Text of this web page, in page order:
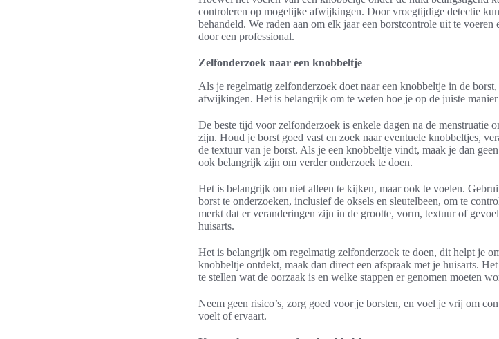
controleren op mogelijke afwijkingen. Door vroegtijdige detectie
behandeld. We raden aan om elk jaar een borstcontrole uit te
door een professional.
Zelfonderzoek naar een knobbeltje
Als je regelmatig zelfonderzoek doet naar een knobbeltje in de
afwijkingen. Het is belangrijk om te weten hoe je op de juiste
De beste tijd voor zelfonderzoek is enkele dagen na de menstruatie
zijn. Houd je borst goed vast en zoek naar eventuele knobbeltjes,
de textuur van je borst. Als je een knobbeltje vindt, maak je dan
ook belangrijk zijn om verder onderzoek te doen.
Het is belangrijk om niet alleen te kijken, maar ook te voelen.
borst te onderzoeken, inclusief de oksels en sleutelbeen, om te
merkt dat er veranderingen zijn in de grootte, vorm, textuur of
huisarts.
Het is belangrijk om regelmatig zelfonderzoek te doen, dit helpt je
knobbeltje ontdekt, maak dan direct een afspraak met je huisarts.
te stellen wat de oorzaak is en welke stappen er genomen moeten
Neem geen risico’s, zorg goed voor je borsten, en voel je vrij om
voelt of ervaart.